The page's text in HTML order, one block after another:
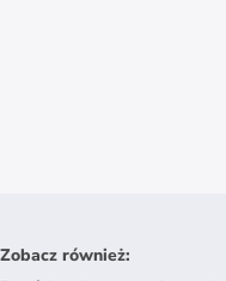
Zobacz również: